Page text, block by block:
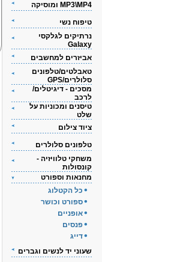
MP3\MP4 ומוסיקה
טיפוח נשי
נרתיקים לגלקסי
Galaxy
אביזרים למחשבים
טאבלטים/טלפונים
סלולרים/GPS
מסכים - דיגיטלים/
לרכב
טיסנים ומכוניות על
שלט
ציוד צילום
טלפונים סלולרים
משחקי טלוויזיה -
קונסולות
מחנאות וספורט
כל הקטלוג
ספורט וכושר
אופניים
פנסים
דייג
שעוני יד לנשים וגברים